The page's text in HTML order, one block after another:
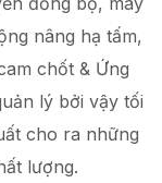
nâng hạ tấm,
chốt & Ứng
lý bởi vậy tối
cho ra những
lượng.